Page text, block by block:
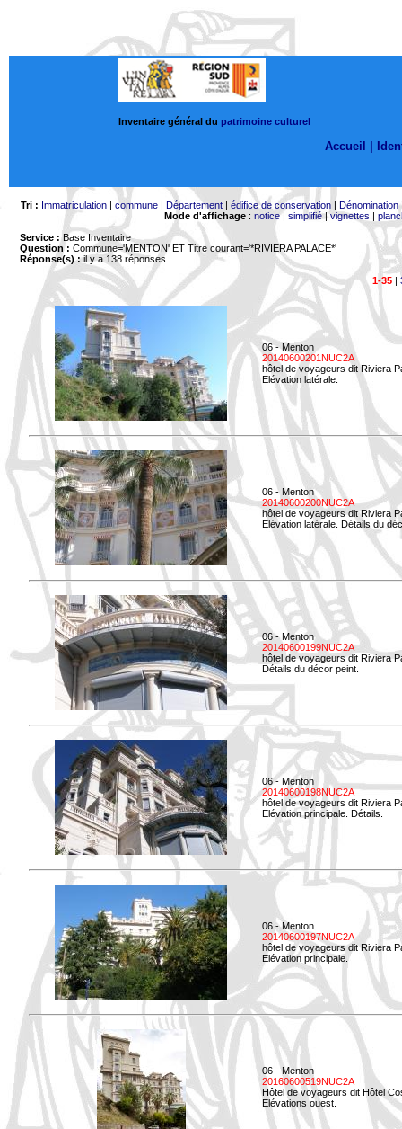
Inventaire général du patrimoine culturel
Accueil |
Tri : Immatriculation| commune| Département| édifice de conservation| Dénomination
Mode d'affichage: notice| simplifié|vignettes |
Service : Base Inventaire
Question : Commune='MENTON' ET Titre courant='*RIVIERA PALACE*'
Réponse(s) :il y a 138 réponses
1-35|
06 - Menton
20140600201NUC2A
hôtel de voyageurs dit Riviera
Elévation latérale.
06 - Menton
20140600200NUC2A
hôtel de voyageurs dit Riviera
Elévation latérale. Détails du
06 - Menton
20140600199NUC2A
hôtel de voyageurs dit Riviera
Détails du décor peint.
06 - Menton
20140600198NUC2A
hôtel de voyageurs dit Riviera
Elévation principale. Détails.
06 - Menton
20140600197NUC2A
hôtel de voyageurs dit Riviera
Elévation principale.
06 - Menton
20160600519NUC2A
Hôtel de voyageurs dit Hôtel
Elévations ouest.